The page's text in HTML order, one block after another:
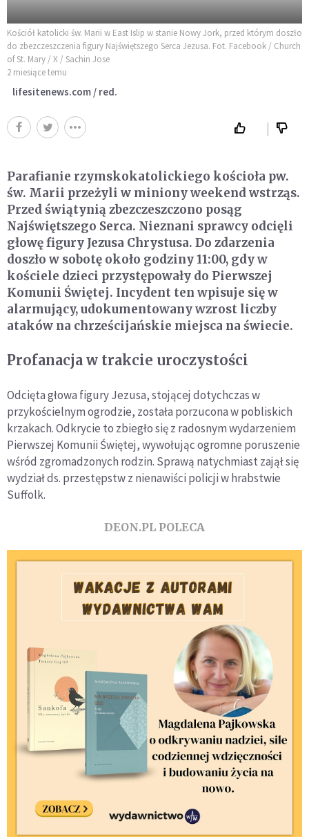
Kościół katolicki św. Marii w East Islip w stanie Nowy Jork, przed którym doszło
do zbezczeszczenia figury Najświętszego Serca Jezusa. Fot. Facebook / Church
of St. Mary / X / Sachin Jose
2 miesiące temu
lifesitenews.com / red.
Parafianie rzymskokatolickiego kościoła pw.
św. Marii przeżyli w miniony weekend wstrząs.
Przed świątynią zbezczeszczono posąg
Najświętszego Serca. Nieznani sprawcy odcięli
głowę figury Jezusa Chrystusa. Do zdarzenia
doszło w sobotę około godziny 11:00, gdy w
kościele dzieci przystępowały do Pierwszej
Komunii Świętej. Incydent ten wpisuje się w
alarmujący, udokumentowany wzrost liczby
ataków na chrześcijańskie miejsca na świecie.
Profanacja w trakcie uroczystości
Odcięta głowa figury Jezusa, stojącej dotychczas w
przykościelnym ogrodzie, została porzucona w pobliskich
krzakach. Odkrycie to zbiegło się z radosnym wydarzeniem
Pierwszej Komunii Świętej, wywołując ogromne poruszenie
wśród zgromadzonych rodzin. Sprawą natychmiast zajął się
wydział ds. przestępstw z nienawiści policji w hrabstwie
Suffolk.
DEON.PL POLECA